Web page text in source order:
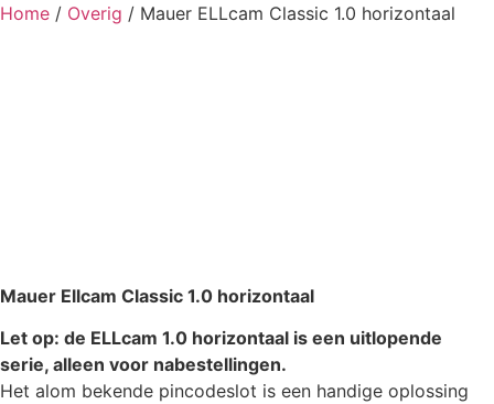
Home / Overig / Mauer ELLcam Classic 1.0 horizontaal
Mauer Ellcam Classic 1.0 horizontaal
Let op: de ELLcam 1.0 horizontaal is een uitlopende
serie, alleen voor nabestellingen.
Het alom bekende pincodeslot is een handige oplossing